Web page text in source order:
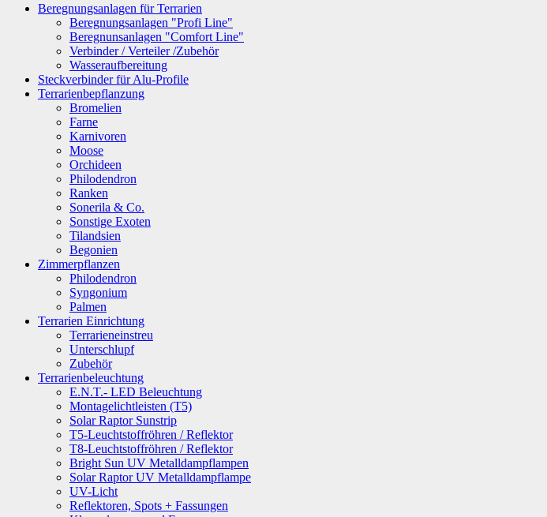
Beregnungsanlagen für Terrarien
Beregnungsanlagen "Profi Line"
Beregnunsanlagen "Comfort Line"
Verbinder / Verteiler /Zubehör
Wasseraufbereitung
Steckverbinder für Alu-Profile
Terrarienbepflanzung
Bromelien
Farne
Karnivoren
Moose
Orchideen
Philodendron
Ranken
Sonerila & Co.
Sonstige Exoten
Tilandsien
Begonien
Zimmerpflanzen
Philodendron
Syngonium
Palmen
Terrarien Einrichtung
Terrarieneinstreu
Unterschlupf
Zubehör
Terrarienbeleuchtung
E.N.T.- LED Beleuchtung
Montagelichtleisten (T5)
Solar Raptor Sunstrip
T5-Leuchtstoffröhren / Reflektor
T8-Leuchtstoffröhren / Reflektor
Bright Sun UV Metalldampflampen
Solar Raptor UV Metalldampflampe
UV-Licht
Reflektoren, Spots + Fassungen